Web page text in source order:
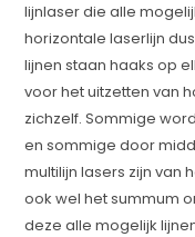
lijnlaser die alle
horizontale laserlijn
lijnen staan haaks op
voor het uitzetten van
zichzelf. Sommige
en sommige door
multilijn lasers zijn van
ook wel het summum
deze alle mogelijk